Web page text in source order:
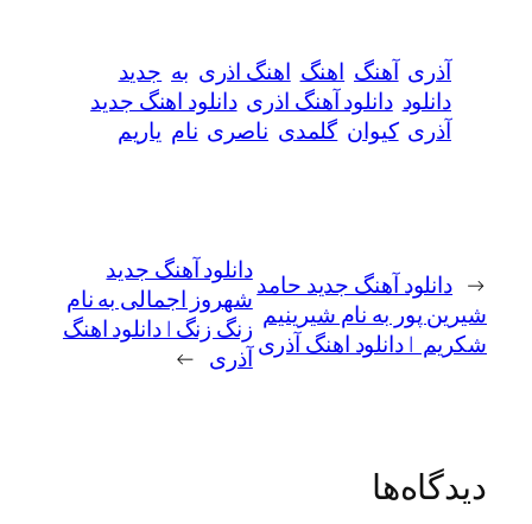
اهنگ اهنگ اذری به جدید
دانلود آهنگ اذری دانلود اهنگ جدید
گلمدی ناصری نام یاریم
آهنگ جدید حامد
به نام شیرینیم
دانلود اهنگ آذری
دانلود آهنگ جدید
شهروز اجمالی به نام
زنگ زنگ | دانلود اهنگ
آذری →